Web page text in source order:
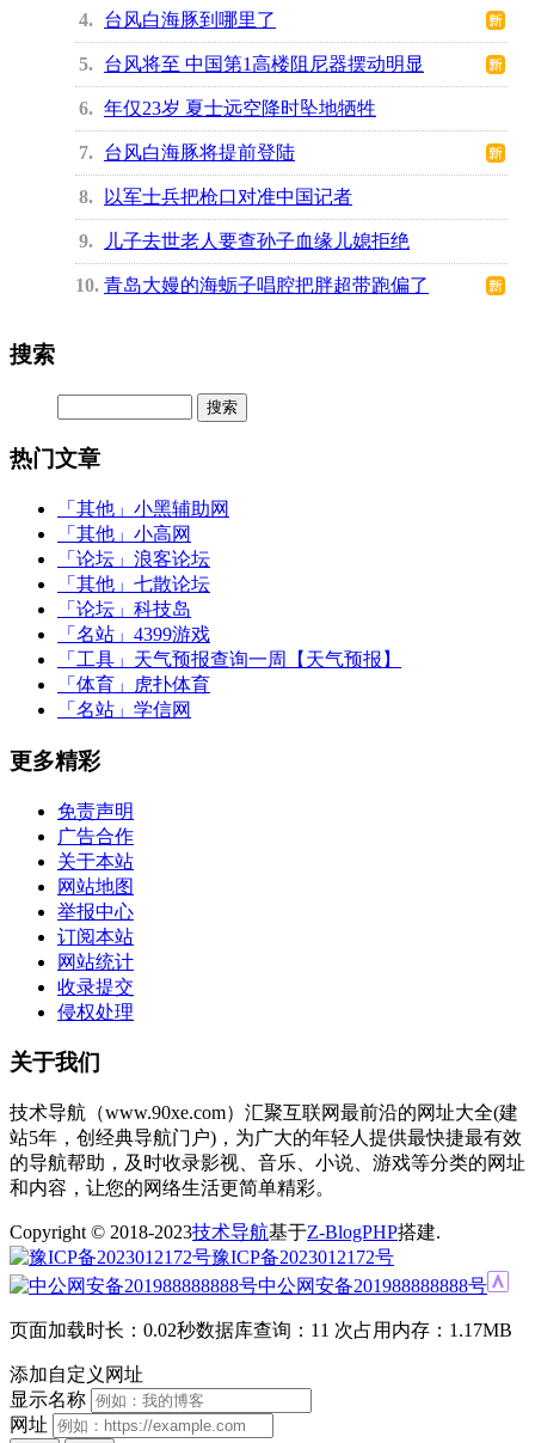
4 台风白海豚到哪里了
5 台风将至 中国第1高楼阻尼器摆动明显
6 年仅23岁 夏士远空降时坠地牺牲
7 台风白海豚将提前登陆
8 以军士兵把枪口对准中国记者
9 儿子去世老人要查孙子血缘儿媳拒绝
10 青岛大嫚的海蛎子唱腔把胖超带跑偏了
搜索
热门文章
「其他」 小黑辅助网
「其他」 小高网
「论坛」 浪客论坛
「其他」 七散论坛
「论坛」 科技岛
「名站」 4399游戏
「工具」 天气预报查询一周【天气预报】
「体育」
虎扑体育
「名站」 学信网
更多精彩
免责声明
广告合作
关于本站
网站地图
举报中心
订阅本站
网站统计
收录提交
侵权处理
关于我们
技术导航（www.90xe.com）汇聚互联网最前沿的网址大全(建
站5年，创经典导航门户)，为广大的年轻人提供最快捷最有效
的导航帮助，及时收录影视、音乐、小说、游戏等分类的网址
和内容，让您的网络生活更简单精彩。
Copyright © 2018-2023技术导航基于Z-BlogPHP搭建.
豫ICP备2023012172号
中公网安备201988888888号
页面加载时长：0.02秒数据库查询：11 次占用内存：1.17MB
添加自定义网址
显示名称
网址